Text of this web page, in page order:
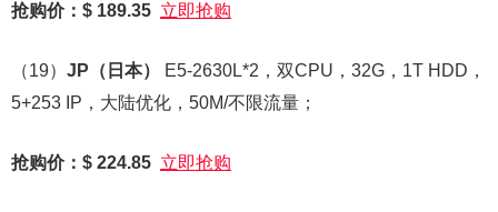
抢购价：$ 189.35 立即抢购
（19） JP （日本）
E5-2630L*2，双CPU，32G，1T HDD，
5+253 IP，大陆优化，50M/不限流量；
抢购价：$ 224.85 立即抢购